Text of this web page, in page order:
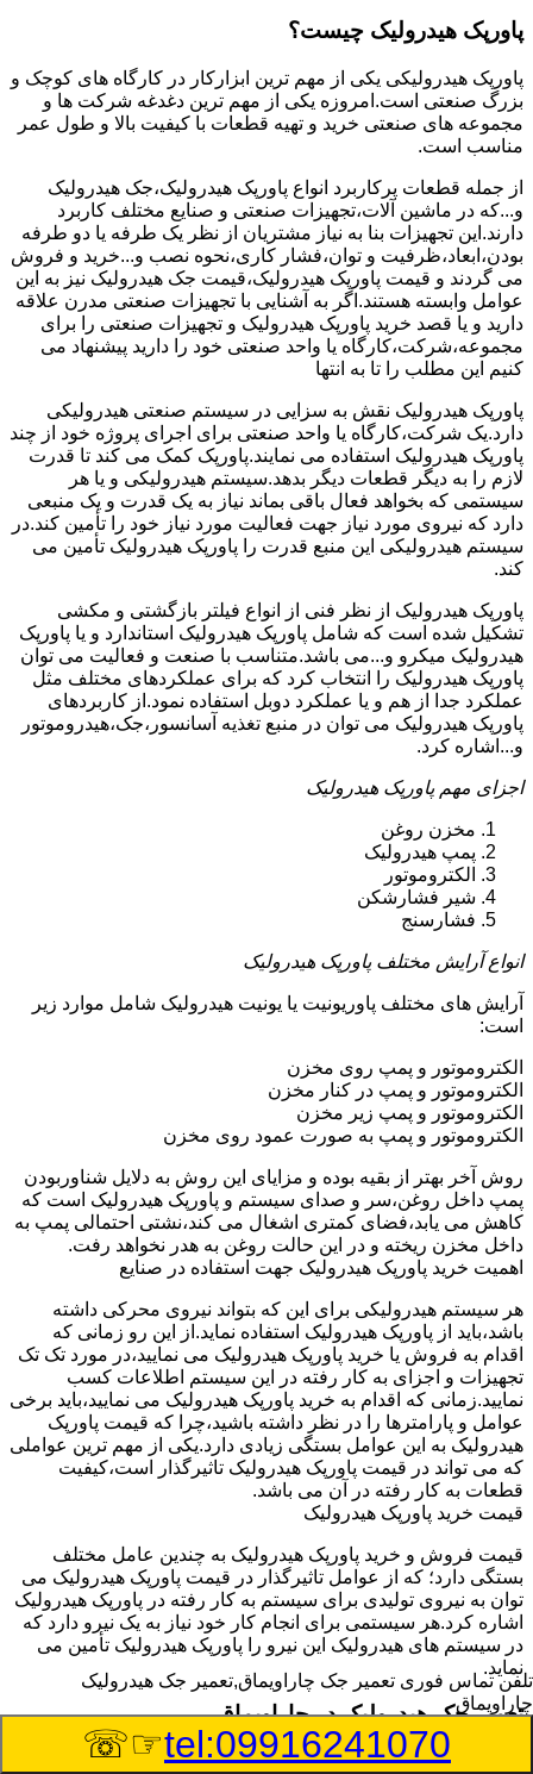
پاورپک هیدرولیک چیست؟
پاورپک هیدرولیکی یکی از مهم ترین ابزارکار در کارگاه های کوچک و
بزرگ صنعتی است.امروزه یکی از مهم ترین دغدغه شرکت ها و
مجموعه های صنعتی خرید و تهیه قطعات با کیفیت بالا و طول عمر
مناسب است.
از جمله قطعات پرکاربرد انواع پاورپک هیدرولیک،جک هیدرولیک
و...که در ماشین آلات،تجهیزات صنعتی و صنایع مختلف کاربرد
دارند.این تجهیزات بنا به نیاز مشتریان از نظر یک طرفه یا دو طرفه
بودن،ابعاد،ظرفیت و توان،فشار کاری،نحوه نصب و...خرید و فروش
می گردند و قیمت پاورپک هیدرولیک،قیمت جک هیدرولیک نیز به این
عوامل وابسته هستند.اگر به آشنایی با تجهیزات صنعتی مدرن علاقه
دارید و یا قصد خرید پاورپک هیدرولیک و تجهیزات صنعتی را برای
مجموعه،شرکت،کارگاه یا واحد صنعتی خود را دارید پیشنهاد می
کنیم این مطلب را تا به انتها
پاورپک هیدرولیک نقش به سزایی در سیستم صنعتی هیدرولیکی
دارد.یک شرکت،کارگاه یا واحد صنعتی برای اجرای پروژه خود از چند
پاورپک هیدرولیک استفاده می نمایند.پاورپک کمک می کند تا قدرت
لازم را به دیگر قطعات دیگر بدهد.سیستم هیدرولیکی و یا هر
سیستمی که بخواهد فعال باقی بماند نیاز به یک قدرت و یک منبعی
دارد که نیروی مورد نیاز جهت فعالیت مورد نیاز خود را تأمین کند.در
سیستم هیدرولیکی این منبع قدرت را پاورپک هیدرولیک تأمین می
کند.
پاورپک هیدرولیک از نظر فنی از انواع فیلتر بازگشتی و مکشی
تشکیل شده است که شامل پاورپک هیدرولیک استاندارد و یا پاورپک
هیدرولیک میکرو و...می باشد.متناسب با صنعت و فعالیت می توان
پاورپک هیدرولیک را انتخاب کرد که برای عملکردهای مختلف مثل
عملکرد جدا از هم و یا عملکرد دوبل استفاده نمود.از کاربردهای
پاورپک هیدرولیک می توان در منبع تغذیه آسانسور،جک،هیدروموتور
و...اشاره کرد.
اجزای مهم پاورپک هیدرولیک
مخزن روغن
پمپ هیدرولیک
الکتروموتور
شیر فشارشکن
فشارسنج
انواع آرایش مختلف پاورپک هیدرولیک
آرایش های مختلف پاوریونیت یا یونیت هیدرولیک شامل موارد زیر
است:
الکتروموتور و پمپ روی مخزن
الکتروموتور و پمپ در کنار مخزن
الکتروموتور و پمپ زیر مخزن
الکتروموتور و پمپ به صورت عمود روی مخزن
روش آخر بهتر از بقیه بوده و مزایای این روش به دلایل شناوربودن
پمپ داخل روغن،سر و صدای سیستم و پاورپک هیدرولیک است که
کاهش می یابد،فضای کمتری اشغال می کند،نشتی احتمالی پمپ به
داخل مخزن ریخته و در این حالت روغن به هدر نخواهد رفت.
اهمیت خرید پاورپک هیدرولیک جهت استفاده در صنایع
هر سیستم هیدرولیکی برای این که بتواند نیروی محرکی داشته
باشد،باید از پاورپک هیدرولیک استفاده نماید.از این رو زمانی که
اقدام به فروش یا خرید پاورپک هیدرولیک می نمایید،در مورد تک تک
تجهیزات و اجزای به کار رفته در این سیستم اطلاعات کسب
نمایید.زمانی که اقدام به خرید پاورپک هیدرولیک می نمایید،باید برخی
عوامل و پارامترها را در نظر داشته باشید،چرا که قیمت پاورپک
هیدرولیک به این عوامل بستگی زیادی دارد.یکی از مهم ترین عواملی
که می تواند در قیمت پاورپک هیدرولیک تاثیرگذار است،کیفیت
قطعات به کار رفته در آن می باشد.
قیمت خرید پاورپک هیدرولیک
قیمت فروش و خرید پاورپک هیدرولیک به چندین عامل مختلف
بستگی دارد؛ که از عوامل تاثیرگذار در قیمت پاورپک هیدرولیک می
توان به نیروی تولیدی برای سیستم به کار رفته در پاورپک هیدرولیک
اشاره کرد.هر سیستمی برای انجام کار خود نیاز به یک نیرو دارد که
در سیستم های هیدرولیک این نیرو را پاورپک هیدرولیک تأمین می
نماید.
تعمیر جک هیدرولیک در چاراویماق
وسیله‎ای که با عملکرد خود موجب بلند شدن اهرم و یا وزن سنگین
تلفن تماس فوری تعمیر جک چاراویماق,تعمیر جک هیدرولیک
چاراویماق
tel:09916241070
☞☏